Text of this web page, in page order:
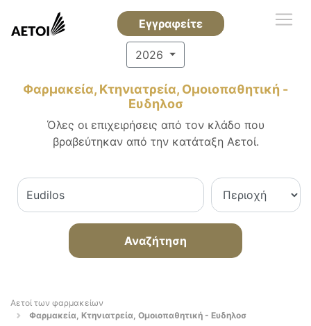
Εγγραφείτε
2026
Φαρμακεία, Κτηνιατρεία, Ομοιοπαθητική -
Ευδηλοσ
Όλες οι επιχειρήσεις από τον κλάδο που
βραβεύτηκαν από την κατάταξη Αετοί.
Αναζήτηση
Αετοί των φαρμακείων
Φαρμακεία, Κτηνιατρεία, Ομοιοπαθητική - Ευδηλοσ